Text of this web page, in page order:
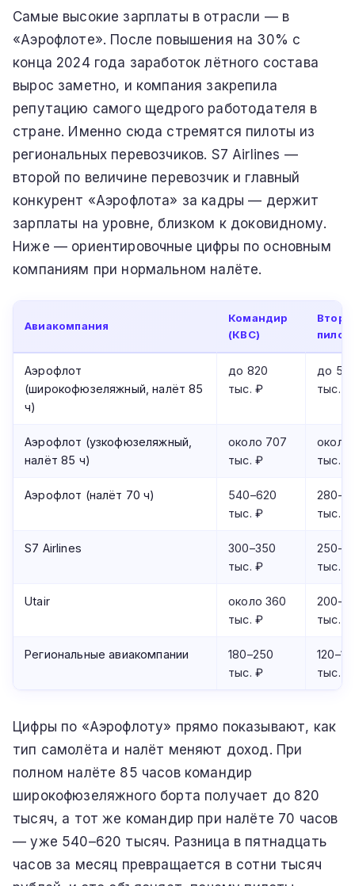
Самые высокие зарплаты в отрасли — в
«Аэрофлоте». После повышения на 30% с
конца 2024 года заработок лётного состава
вырос заметно, и компания закрепила
репутацию самого щедрого работодателя в
стране. Именно сюда стремятся пилоты из
региональных перевозчиков. S7 Airlines —
второй по величине перевозчик и главный
конкурент «Аэрофлота» за кадры — держит
зарплаты на уровне, близком к доковидному.
Ниже — ориентировочные цифры по основным
компаниям при нормальном налёте.
Авиакомпания
Командир
(КВС)
пилот
Аэрофлот
(широкофюзеляжный, налёт 85
ч)
до 820
тыс. ₽
до
тыс. ₽
Аэрофлот (узкофюзеляжный,
налёт 85 ч)
около 707
тыс. ₽
около
тыс. ₽
Аэрофлот (налёт 70 ч)
540–620
тыс. ₽
тыс. ₽
S7 Airlines
300–350
тыс. ₽
тыс. ₽
Utair
около 360
тыс. ₽
тыс. ₽
Региональные авиакомпании
180–250
тыс. ₽
тыс. ₽
Цифры по «Аэрофлоту» прямо показывают, как
тип самолёта и налёт меняют доход. При
полном налёте 85 часов командир
широкофюзеляжного борта получает до 820
тысяч, а тот же командир при налёте 70 часов
— уже 540–620 тысяч. Разница в пятнадцать
часов за месяц превращается в сотни тысяч